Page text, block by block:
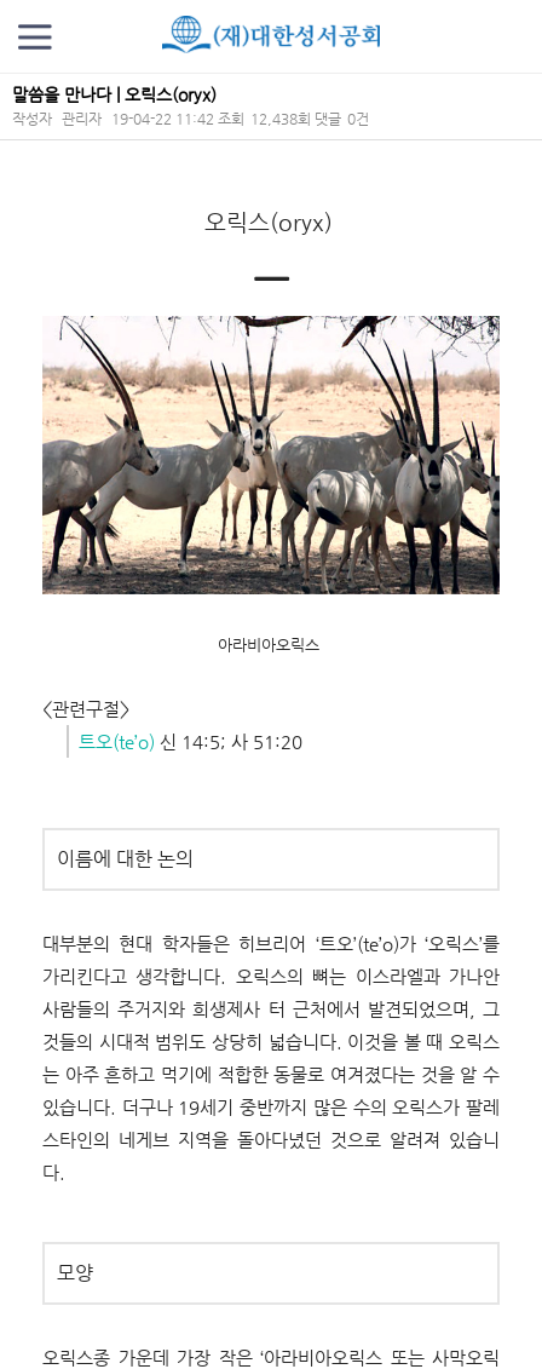
말씀을 만나다 | 오릭스(oryx)
작성자 관리자 19-04-22 11:42 조회 12,438회 댓글 0건
오릭스(oryx)
ㅡ
아라비아오릭스
<관련구절>
트오(te’o) 신 14:5; 사 51:20
이름에 대한 논의
대부분의 현대 학자들은 히브리어 ‘트오’(te’o)가 ‘오릭스’를
가리킨다고 생각합니다. 오릭스의 뼈는 이스라엘과 가나안
사람들의 주거지와 희생제사 터 근처에서 발견되었으며, 그
것들의 시대적 범위도 상당히 넓습니다. 이것을 볼 때 오릭스
는 아주 흔하고 먹기에 적합한 동물로 여겨졌다는 것을 알 수
있습니다. 더구나 19세기 중반까지 많은 수의 오릭스가 팔레
스타인의 네게브 지역을 돌아다녔던 것으로 알려져 있습니
다.
모양
오릭스종 가운데 가장 작은 ‘아라비아오릭스 또는 사막오릭